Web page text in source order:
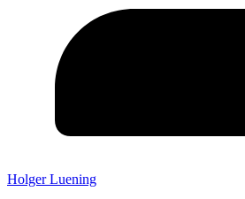
Holger Luening